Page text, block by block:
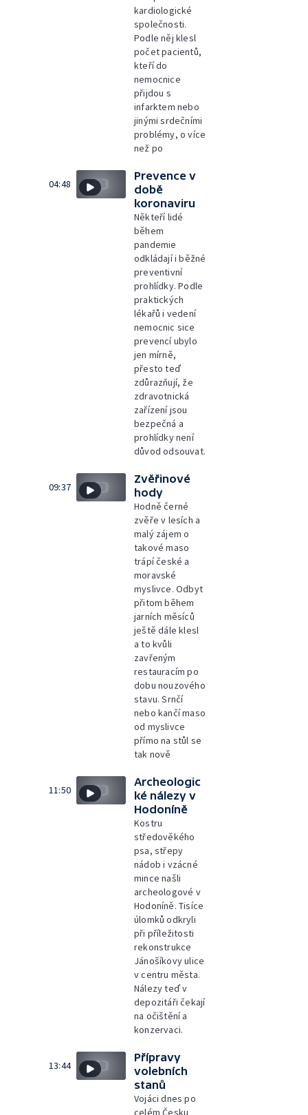
kardiologické
společnosti.
Podle něj klesl
počet pacientů,
kteří do
nemocnice
přijdou s
infarktem nebo
jinými srdečními
problémy, o více
než po
04:48
Prevence v
době
koronaviru
Někteří lidé
během
pandemie
odkládají i běžné
preventivní
prohlídky. Podle
praktických
lékařů i vedení
nemocnic sice
prevencí ubylo
jen mírně,
přesto teď
zdůrazňují, že
zdravotnická
zařízení jsou
bezpečná a
prohlídky není
důvod odsouvat.
09:37
Zvěřinové
hody
Hodně černé
zvěře v lesích a
malý zájem o
takové maso
trápí české a
moravské
myslivce. Odbyt
přitom během
jarních měsíců
ještě dále klesl
a to kvůli
zavřeným
restauracím po
dobu nouzového
stavu. Srnčí
nebo kančí maso
od myslivce
přímo na stůl se
tak nově
11:50
Archeologic
ké nálezy v
Hodoníně
Kostru
středověkého
psa, střepy
nádob i vzácné
mince našli
archeologové v
Hodoníně. Tisíce
úlomků odkryli
při příležitosti
rekonstrukce
Jánošíkovy ulice
v centru města.
Nálezy teď v
depozitáři čekají
na očištění a
konzervaci.
13:44
Přípravy
volebních
stanů
Vojáci dnes po
celém Česku